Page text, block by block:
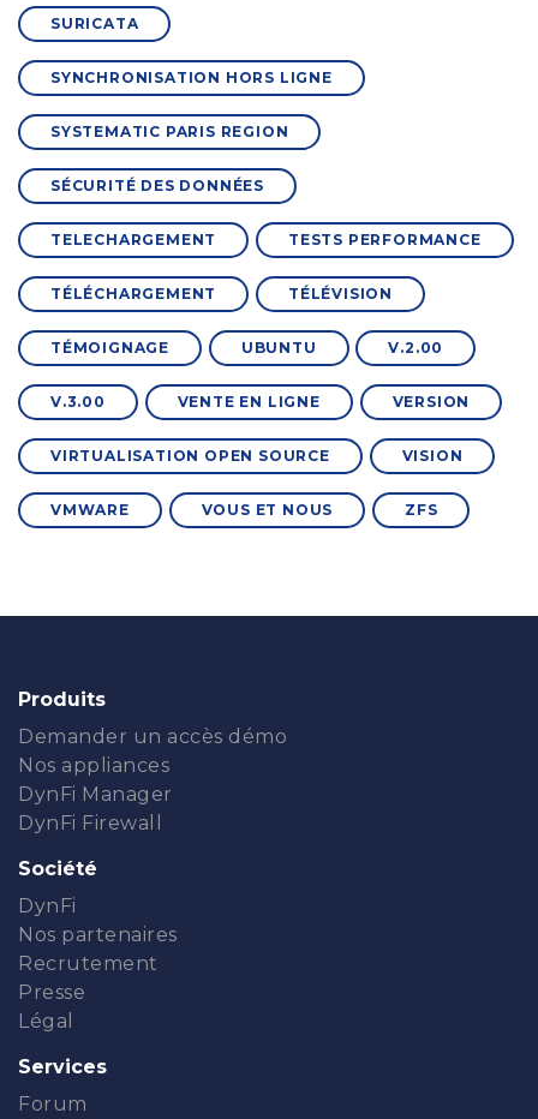
SURICATA
SYNCHRONISATION HORS LIGNE
SYSTEMATIC PARIS REGION
SÉCURITÉ DES DONNÉES
TELECHARGEMENT TESTS PERFORMANCE
TÉLÉCHARGEMENT TÉLÉVISION
TÉMOIGNAGE UBUNTU V.2.00
V.3.00 VENTE EN LIGNE VERSION
VIRTUALISATION OPEN SOURCE VISION
VMWARE VOUS ET NOUS ZFS
Produits
Demander un accès démo
Nos appliances
DynFi Manager
DynFi Firewall
Société
DynFi
Nos partenaires
Recrutement
Presse
Légal
Services
Forum